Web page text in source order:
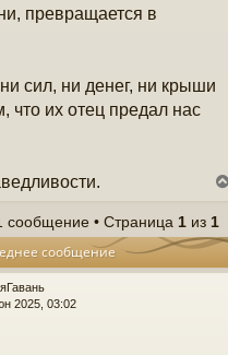
превращается в
сил, ни денег, ни крыши
что их отец предал нас
сообщение • Страница 1 из 1
сообщение
2025, 03:02